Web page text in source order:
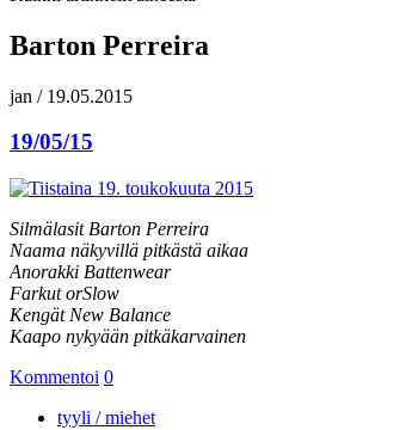
Barton Perreira
jan / 19.05.2015
19/05/15
Silmälasit Barton Perreira
Naama näkyvillä pitkästä aikaa
Anorakki Battenwear
Farkut orSlow
Kengät New Balance
Kaapo nykyään pitkäkarvainen
Kommentoi 0
tyyli / miehet